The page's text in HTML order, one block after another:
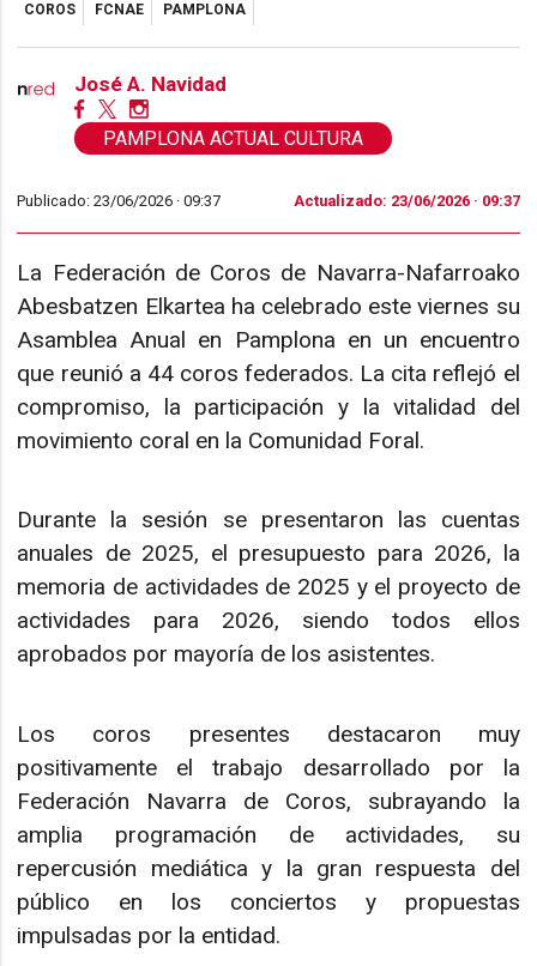
COROS FCNAE PAMPLONA
José A. Navidad
PAMPLONA ACTUAL CULTURA
Publicado: 23/06/2026 ·09:37 Actualizado: 23/06/2026 · 09:37
La Federación de Coros de Navarra-Nafarroako
Abesbatzen Elkartea ha celebrado este viernes su
Asamblea Anual en Pamplona en un encuentro
que reunió a 44 coros federados. La cita reflejó el
compromiso, la participación y la vitalidad del
movimiento coral en la Comunidad Foral.
Durante la sesión se presentaron las cuentas
anuales de 2025, el presupuesto para 2026, la
memoria de actividades de 2025 y el proyecto de
actividades para 2026, siendo todos ellos
aprobados por mayoría de los asistentes.
Los coros presentes destacaron muy
positivamente el trabajo desarrollado por la
Federación Navarra de Coros, subrayando la
amplia programación de actividades, su
repercusión mediática y la gran respuesta del
público en los conciertos y propuestas
impulsadas por la entidad.